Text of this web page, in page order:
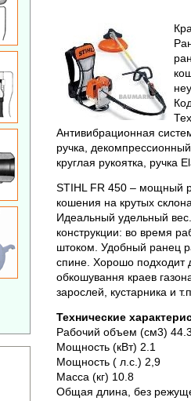
Антивибрационная
ручка,
круглая рукоятка, ручка
STIHL FR 450 – мощный
кошения на крутых
Идеальный удельный
конструкции: во время
штоком. Удобный ранец
спине. Хорошо подходит
обкошування краев
зарослей, кустарника и
Технические
Рабочий объем (см3)
Мощность (кВт) 2.1
Мощность ( л.с.) 2,9
Масса (кг) 10.8
Общая длина, без